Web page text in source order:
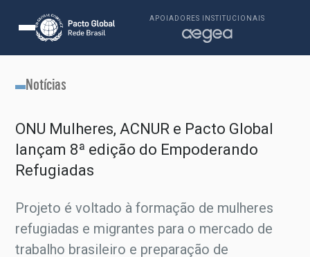
APOIADORES INSTITUCIONAIS
Notícias
ONU Mulheres, ACNUR e Pacto Global
lançam 8ª edição do Empoderando
Refugiadas
Projeto é voltado à formação de mulheres
refugiadas e migrantes para o mercado de
trabalho brasileiro e preparação de